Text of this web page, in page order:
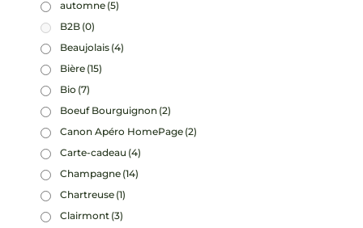
automne (5)
B2B (0)
Beaujolais (4)
Bière (15)
Bio (7)
Boeuf Bourguignon (2)
Canon Apéro HomePage (2)
Carte-cadeau (4)
Champagne (14)
Chartreuse (1)
Clairmont (3)